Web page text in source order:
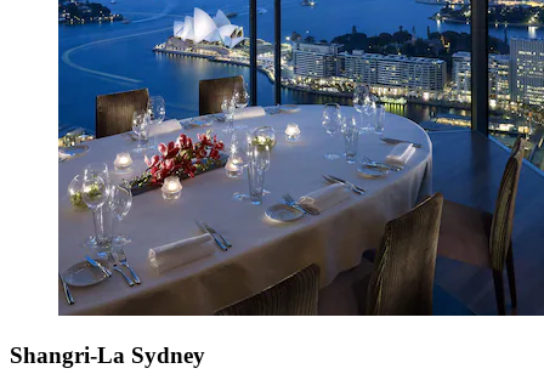
Shangri-La Sydney